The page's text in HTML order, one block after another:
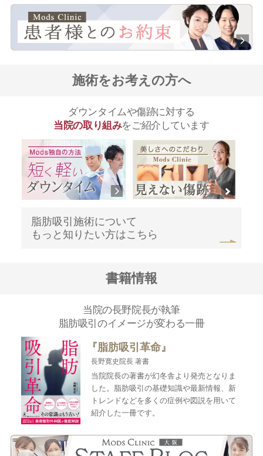
施術をお考えの方へ
ダウンタイムや傷跡に対する
当院の取り組みをご紹介しています
脂肪吸引施術について
もっと知りたい方はこちら
書籍情報
当院の長野院長が執筆
脂肪吸引のイメージが変わる一冊
『脂肪吸引革命』
長野寛史院長 著書
当院院長の著書が幻冬舎より発売となりま
した。脂肪吸引の基礎知識や最新情報、新
トレンドなどを多くの症例や図説を用いて
紹介した一冊です。